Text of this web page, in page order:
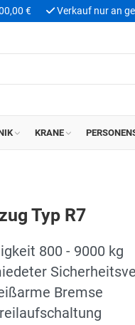
€ Verkauf nur an
KRANE
Typ R7
800 - 9000 kg
Bremse